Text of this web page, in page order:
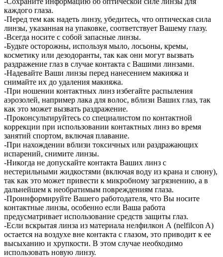
каждого глаза.
-Перед тем как надеть линзу, убедитесь, что оптическая сила
линзы, указанная на упаковке, соответствует Вашему глазу.
-Всегда носите с собой запасные линзы.
-Будьте осторожны, используя мыло, лосьоны, кремы,
косметику или дезодоранты, так как они могут вызвать
раздражение глаз в случае контакта с Вашими линзами.
-Надевайте Ваши линзы перед нанесением макияжа и
снимайте их до удаления макияжа.
-При ношении контактных линз избегайте распыления
аэрозолей, например лака для волос, вблизи Ваших глаз, так
как это может вызвать раздражение.
-Проконсультируйтесь со специалистом по контактной
коррекции при использовании контактных линз во время
занятий спортом, включая плавание.
-При нахождении вблизи токсичных или раздражающих
испарений, снимите линзы.
-Никогда не допускайте контакта Ваших линз с
нестерильными жидкостями (включая воду из крана и слюну),
так как это может привести к микробному загрязнению, а в
дальнейшем к необратимым повреждениям глаза.
-Проинформируйте Вашего работодателя, что Вы носите
контактные линзы, особенно если Ваша работа
предусматривает использование средств защиты глаз.
-Если вскрытая линза из материала нелфилкон А (nelfilcon A)
остается на воздухе вне контакта с глазом, это приводит к ее
высыханию и хрупкости. В этом случае необходимо
использовать новую линзу.